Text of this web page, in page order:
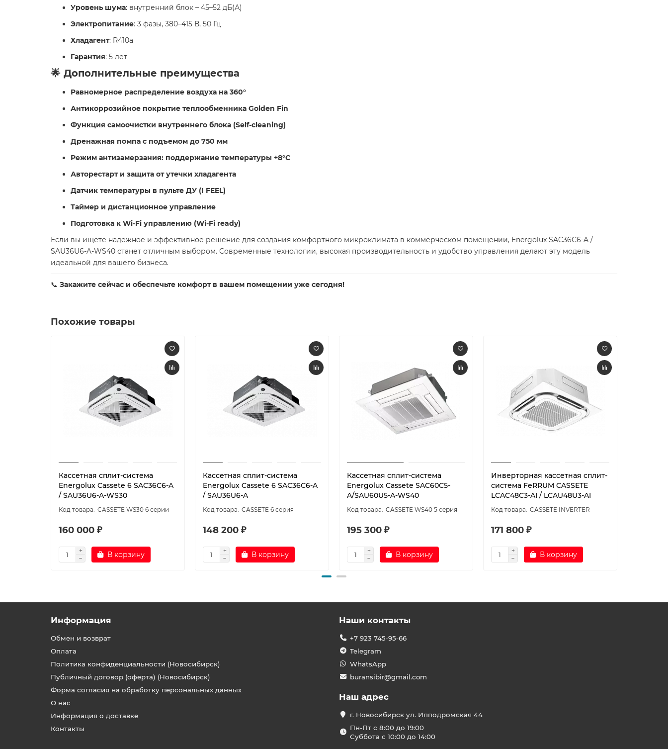
Уровень шума: внутренний блок – 45–52 дБ(А)
Электропитание: 3 фазы, 380–415 В, 50 Гц
Хладагент: R410a
Гарантия: 5 лет
🌟 Дополнительные преимущества
Равномерное распределение воздуха на 360°
Антикоррозийное покрытие теплообменника Golden Fin
Функция самоочистки внутреннего блока (Self-cleaning)
Дренажная помпа с подъемом до 750 мм
Режим антизамерзания: поддержание температуры +8°C
Авторестарт и защита от утечки хладагента
Датчик температуры в пульте ДУ (I FEEL)
Таймер и дистанционное управление
Подготовка к Wi-Fi управлению (Wi-Fi ready)
Если вы ищете надежное и эффективное решение для создания комфортного микроклимата в коммерческом помещении, Energolux SAC36C6-A /
SAU36U6-A-WS40 станет отличным выбором. Современные технологии, высокая производительность и удобство управления делают эту модель
идеальной для вашего бизнеса.
📞 Закажите сейчас и обеспечьте комфорт в вашем помещении уже сегодня!
Похожие товары
Кассетная сплит-система
Energolux Cassete 6 SAC36C6-A
/ SAU36U6-A-WS30
CASSETE WS30 6 серии
160 000 ₽
В корзину
Кассетная сплит-система
Energolux Cassete 6 SAС36С6-A
/ SAU36U6-A
CASSETE 6 серия
148 200 ₽
В корзину
Кассетная сплит-система
Energolux Cassete SAC60C5-
A/SAU60U5-A-WS40
CASSETE WS40 5 серия
195 300 ₽
В корзину
Инверторная кассетная сплит-
система FeRRUM CASSETE
LCAC48C3-AI / LCAU48U3-AI
CASSETE INVERTER
171 800 ₽
В корзину
Информация
Обмен и возврат
Оплата
Политика конфиденциальности (Новосибирск)
Публичный договор (оферта) (Новосибирск)
Форма согласия на обработку персональных данных
О нас
Информация о доставке
Контакты
Наши контакты
+7 923 745-95-66
Telegram
WhatsApp
buransibir@gmail.com
Наш адрес
г. Новосибирск ул. Ипподромская 44
Пн-Пт с 8:00 до 19:00
Суббота с 10:00 до 14:00